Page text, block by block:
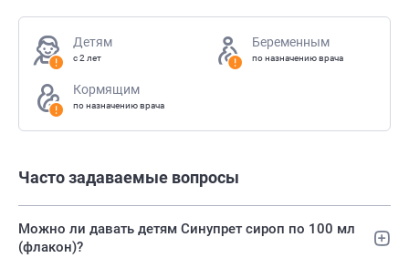
Детям
с 2 лет
Беременным
по назначению врача
Кормящим
по назначению врача
Часто задаваемые вопросы
Можно ли давать детям Синупрет сироп по 100 мл
(флакон)?